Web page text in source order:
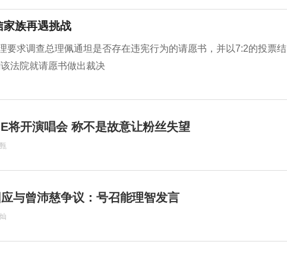
家族再遇挑战
要求调查总理佩通坦是否存在违宪行为的请愿书，并以7:2的投票结
法院就请愿书做出裁决
将开演唱会 称不是故意让粉丝失望
与曾沛慈争议：号召能理智发言